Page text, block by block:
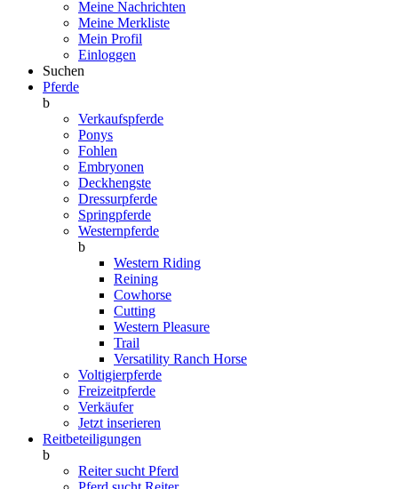
Meine Nachrichten
Meine Merkliste
Mein Profil
Einloggen
Suchen
Pferde
b
Verkaufspferde
Ponys
Fohlen
Embryonen
Deckhengste
Dressurpferde
Springpferde
Westernpferde
b
Western Riding
Reining
Cowhorse
Cutting
Western Pleasure
Trail
Versatility Ranch Horse
Voltigierpferde
Freizeitpferde
Verkäufer
Jetzt inserieren
Reitbeteiligungen
b
Reiter sucht Pferd